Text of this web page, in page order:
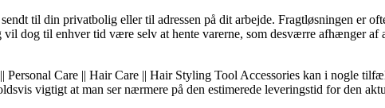
til din privatbolig eller til adressen på dit arbejde. Fragtløsningen er
dog til enhver tid være selv at hente varerne, som desværre afhænger af
Personal Care || Hair Care || Hair Styling Tool Accessories kan i nogle
vigtigt at man ser nærmere på den estimerede leveringstid for den